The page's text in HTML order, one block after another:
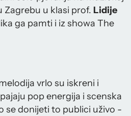
Zagrebu u klasi prof. Lidije
ga pamti i iz showa The
vrlo su iskreni i
pop energija i scenska
se donijeti to publici uživo -